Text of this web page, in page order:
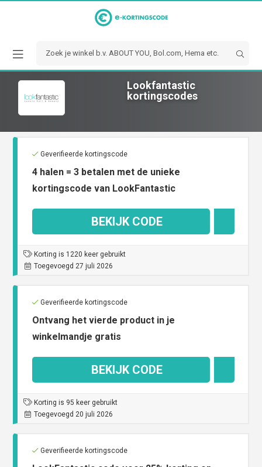
Lookfantastic
kortingscodes
Geverifieerde kortingscode
4 halen = 3 betalen met de unieke
kortingscode van LookFantastic
BEKIJK CODE
Korting is 1220 keer gebruikt
Toegevoegd 27 juli 2026
Geverifieerde kortingscode
Ontvang het vierde product in je
winkelmandje gratis
BEKIJK CODE
Korting is 95 keer gebruikt
Toegevoegd 20 juli 2026
Geverifieerde kortingscode